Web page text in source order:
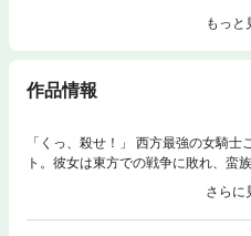
もっと
作品情報
「くっ、殺せ！」 西方最強の女騎
ト。彼女は東方での戦争に敗れ、蛮
あるセラフィーナに待ち受けるのは
―…、かと思いきや！ 申し出られた
元敵同士の二人が紡ぐ本格異世界婚